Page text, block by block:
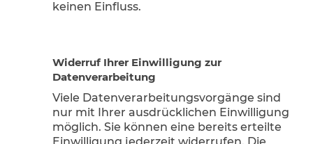
keinen Einfluss.
Widerruf Ihrer Einwilligung zur
Datenverarbeitung
Viele Datenverarbeitungsvorgänge sind
nur mit Ihrer ausdrücklichen Einwilligung
möglich. Sie können eine bereits erteilte